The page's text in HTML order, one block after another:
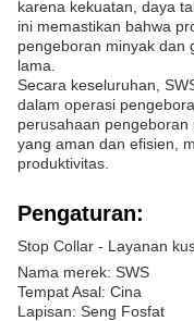
karena kekuatan, daya
ini memastikan bahwa
pengeboran minyak dan
lama.
Secara keseluruhan,
dalam operasi
perusahaan
yang aman dan efisien,
produktivitas.
Pengaturan:
Stop Collar - Layanan
Nama merek: SWS
Tempat Asal: Cina
Lapisan: Seng Fosfat